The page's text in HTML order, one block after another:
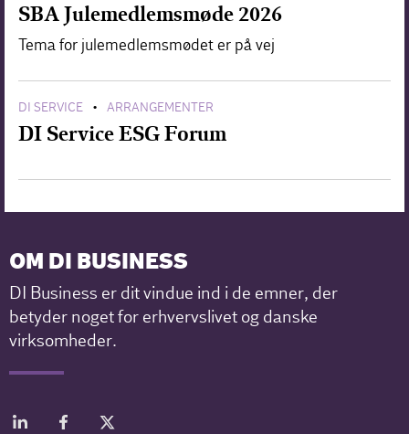
SBA Julemedlemsmøde 2026
Tema for julemedlemsmødet er på vej
DI SERVICE • ARRANGEMENTER
DI Service ESG Forum
OM DI BUSINESS
DI Business er dit vindue ind i de emner, der
betyder noget for erhvervslivet og danske
virksomheder.